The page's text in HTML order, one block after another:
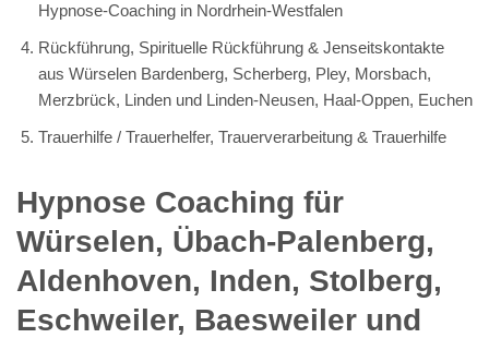
Hypnose-Coaching in Nordrhein-Westfalen
Rückführung, Spirituelle Rückführung & Jenseitskontakte
aus Würselen Bardenberg, Scherberg, Pley, Morsbach,
Merzbrück, Linden und Linden-Neusen, Haal-Oppen, Euchen
Trauerhilfe / Trauerhelfer, Trauerverarbeitung & Trauerhilfe
Hypnose Coaching für
Würselen, Übach-Palenberg,
Aldenhoven, Inden, Stolberg,
Eschweiler, Baesweiler und